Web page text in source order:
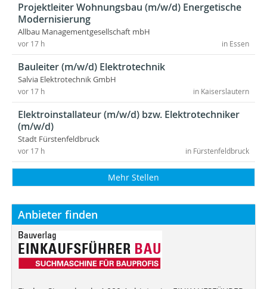
Projektleiter Wohnungsbau (m/w/d) Energetische
Modernisierung
Allbau Managementgesellschaft mbH
in Essen
vor 17 h
Bauleiter (m/w/d) Elektrotechnik
Salvia Elektrotechnik GmbH
in Kaiserslautern
vor 17 h
Elektroinstallateur (m/w/d) bzw. Elektrotechniker
(m/w/d)
Stadt Fürstenfeldbruck
in Fürstenfeldbruck
vor 17 h
Mehr Stellen
Anbieter finden